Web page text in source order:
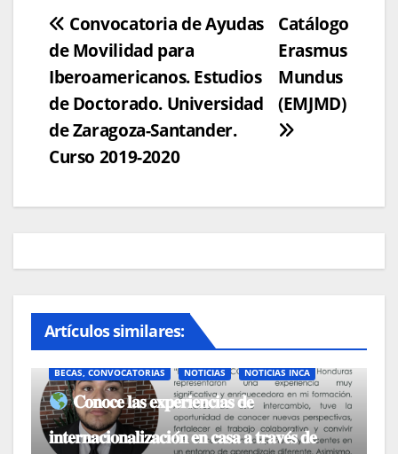
Navegación
de
entradas
Catálogo
Erasmus
Mundus
(EMJMD)
Convocatoria de Ayudas
de Movilidad para
Iberoamericanos. Estudios
de Doctorado. Universidad
de Zaragoza-Santander.
Curso 2019-2020
Artículos similares:
BECAS, CONVOCATORIAS NOTICIAS NOTICIAS INCA
𝐂𝐨𝐧𝐨𝐜𝐞 𝐥𝐚𝐬 𝐞𝐱𝐩𝐞𝐫𝐢𝐞𝐧𝐜𝐢𝐚𝐬 𝐝𝐞
𝐢𝐧𝐭𝐞𝐫𝐧𝐚𝐜𝐢𝐨𝐧𝐚𝐥𝐢𝐳𝐚𝐜𝐢𝐨́𝐧 𝐞𝐧 𝐜𝐚𝐬𝐚 𝐚 𝐭𝐫𝐚𝐯𝐞́𝐬 𝐝𝐞